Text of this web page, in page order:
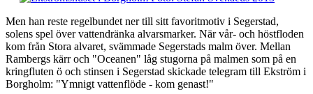
Men han reste regelbundet ner till sitt favoritmotiv i Segerstad,
solens spel över vattendränka alvarsmarker. När vår- och höstfloden
kom från Stora alvaret, svämmade Segerstads malm över. Mellan
Rambergs kärr och "Oceanen" låg stugorna på malmen som på en
kringfluten ö och stinsen i Segerstad skickade telegram till Ekström i
Borgholm: "Ymnigt vattenflöde - kom genast!"